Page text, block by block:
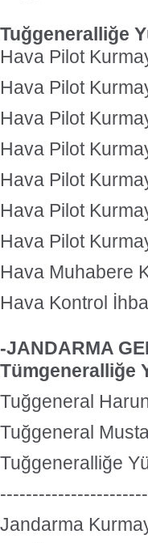
Tuğgeneralliğe
Hava Pilot
Hava Pilot
Hava Pilot
Hava Pilot
Hava Pilot
Hava Pilot
Hava Pilot
Hava Muhabere
Hava Kontrol
-JANDARMA
Tümgeneralliğe
Tuğgeneral
Tuğgeneral
Tuğgeneralliğe
Jandarma